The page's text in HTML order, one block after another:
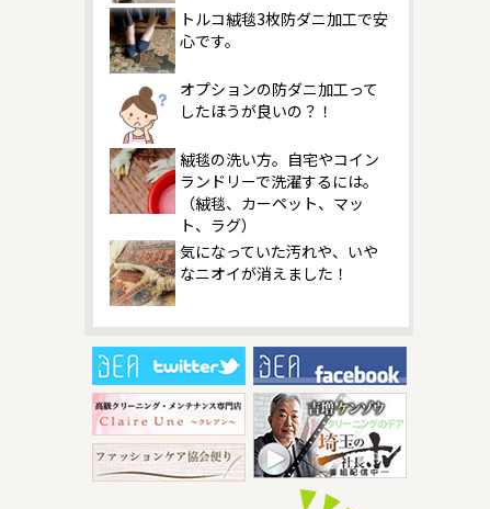
トルコ絨毯3枚防ダニ加工で安
心です。
オプションの防ダニ加工って
したほうが良いの？！
絨毯の洗い方。自宅やコイン
ランドリーで洗濯するには。
（絨毯、カーペット、マッ
ト、ラグ）
気になっていた汚れや、いや
なニオイが消えました！